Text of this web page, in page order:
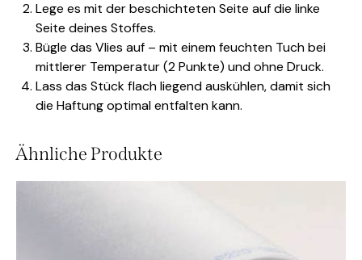
Lege es mit der beschichteten Seite auf die linke
Seite deines Stoffes.
Bügle das Vlies auf – mit einem feuchten Tuch bei
mittlerer Temperatur (2 Punkte) und ohne Druck.
Lass das Stück flach liegend auskühlen, damit sich
die Haftung optimal entfalten kann.
Ähnliche Produkte